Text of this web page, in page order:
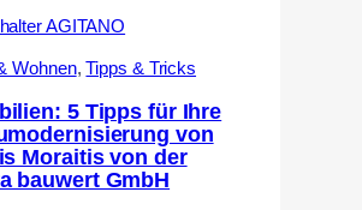
Wohnen,Tipps & Tricks
5 Tipps für Ihre
von
Moraitis von der
bauwert GmbH